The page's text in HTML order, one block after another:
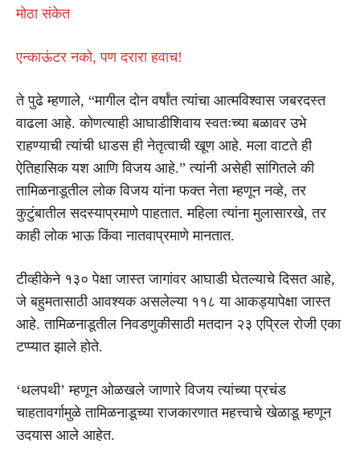
मोठा संकेत
एन्काऊंटर नको, पण दरारा हवाच!
ते पुढे म्हणाले, “मागील दोन वर्षांत त्यांचा आत्मविश्वास जबरदस्त
वाढला आहे. कोणत्याही आघाडीशिवाय स्वतःच्या बळावर उभे
राहण्याची त्यांची धाडस ही नेतृत्वाची खूण आहे. मला वाटते ही
ऐतिहासिक यश आणि विजय आहे.” त्यांनी असेही सांगितले की
तामिळनाडूतील लोक विजय यांना फक्त नेता म्हणून नव्हे, तर
कुटुंबातील सदस्याप्रमाणे पाहतात. महिला त्यांना मुलासारखे, तर
काही लोक भाऊ किंवा नातवाप्रमाणे मानतात.
टीव्हीकेने १३० पेक्षा जास्त जागांवर आघाडी घेतल्याचे दिसत आहे,
जे बहुमतासाठी आवश्यक असलेल्या ११८ या आकड्यापेक्षा जास्त
आहे. तामिळनाडूतील निवडणुकीसाठी मतदान २३ एप्रिल रोजी एका
टप्प्यात झाले होते.
‘थलपथी’ म्हणून ओळखले जाणारे विजय त्यांच्या प्रचंड
चाहतावर्गामुळे तामिळनाडूच्या राजकारणात महत्त्वाचे खेळाडू म्हणून
उदयास आले आहेत.